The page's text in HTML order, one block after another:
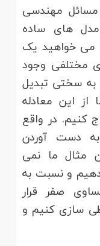
مسائل مهندسی
های ساده
می خواهید یک
مختلفی وجود
به سختی تبدیل
این معادله
کنیم. در واقع
دست آوردن
مثال ما نمی
دهیم و نسبت به
صفر قرار
سازی کنیم و